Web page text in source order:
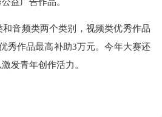
音频类两个类别，视频类优秀作品
秀作品最高补助3万元。今年大赛还
发青年创作活力。